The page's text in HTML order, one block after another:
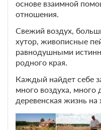
основе взаимной
отношения.
Свежий воздух,
хутор, живописные
равнодушными
родного края.
Каждый найдет себе
много воздуха, много
деревенская жизнь на